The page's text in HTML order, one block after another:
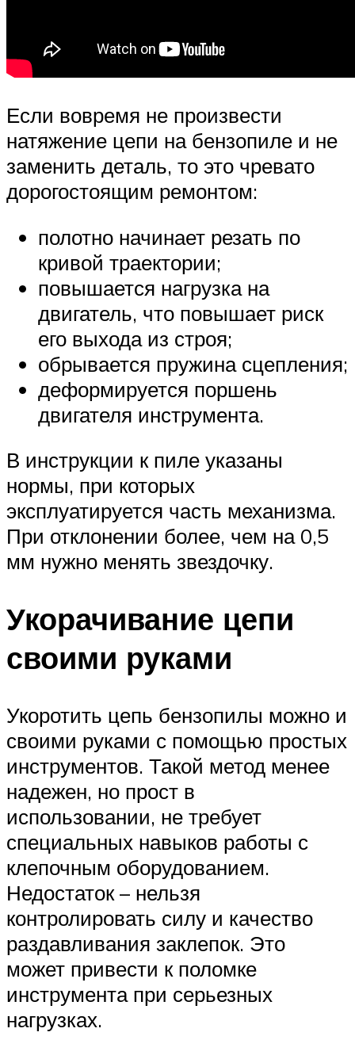
Если вовремя не произвести
натяжение цепи на бензопиле и не
заменить деталь, то это чревато
дорогостоящим ремонтом:
полотно начинает резать по
кривой траектории;
повышается нагрузка на
двигатель, что повышает риск
его выхода из строя;
обрывается пружина сцепления;
деформируется поршень
двигателя инструмента.
В инструкции к пиле указаны
нормы, при которых
эксплуатируется часть механизма.
При отклонении более, чем на 0,5
мм нужно менять звездочку.
Укорачивание цепи
своими руками
Укоротить цепь бензопилы можно и
своими руками с помощью простых
инструментов. Такой метод менее
надежен, но прост в
использовании, не требует
специальных навыков работы с
клепочным оборудованием.
Недостаток – нельзя
контролировать силу и качество
раздавливания заклепок. Это
может привести к поломке
инструмента при серьезных
нагрузках.